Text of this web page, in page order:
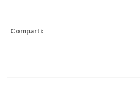
Compartí: